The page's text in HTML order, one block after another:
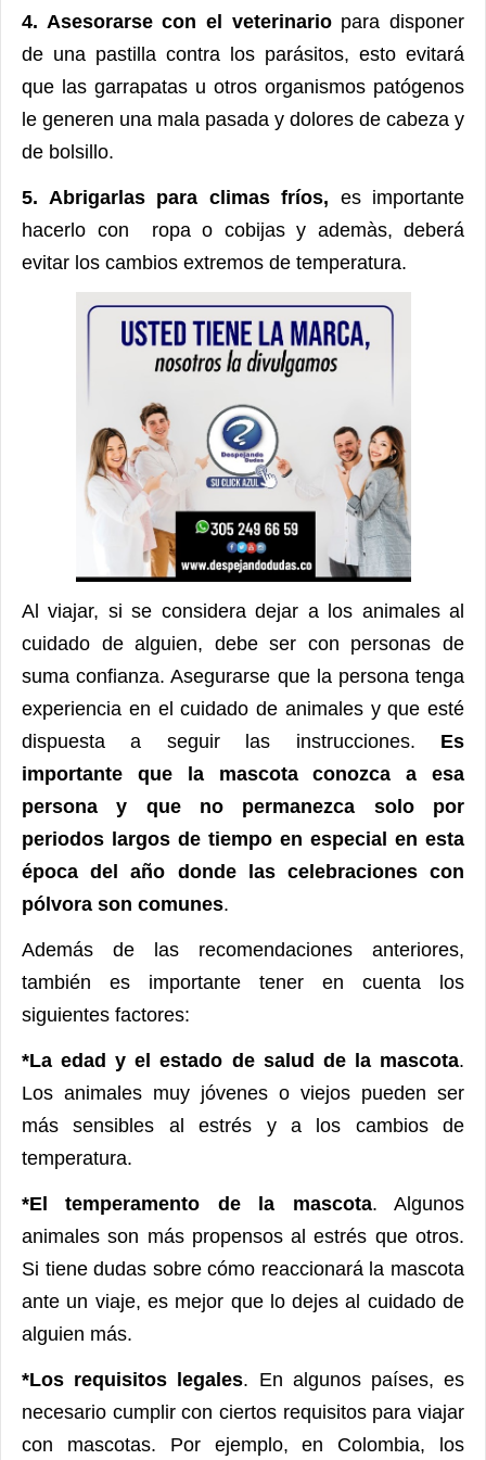
4. Asesorarse con el veterinario para disponer
de una pastilla contra los parásitos, esto evitará
que las garrapatas u otros organismos patógenos
le generen una mala pasada y dolores de cabeza y
de bolsillo.
5. Abrigarlas para climas fríos, es importante
hacerlo con ropa o cobijas y ademàs, deberá
evitar los cambios extremos de temperatura.
Al viajar, si se considera dejar a los animales al
cuidado de alguien, debe ser con personas de
suma confianza. Asegurarse que la persona tenga
experiencia en el cuidado de animales y que esté
dispuesta a seguir las instrucciones. Es
importante que la mascota conozca a esa
persona y que no permanezca solo por
periodos largos de tiempo en especial en esta
época del año donde las celebraciones con
pólvora son comunes.
Además de las recomendaciones anteriores,
también es importante tener en cuenta los
siguientes factores:
*La edad y el estado de salud de la mascota.
Los animales muy jóvenes o viejos pueden ser
más sensibles al estrés y a los cambios de
temperatura.
*El temperamento de la mascota. Algunos
animales son más propensos al estrés que otros.
Si tiene dudas sobre cómo reaccionará la mascota
ante un viaje, es mejor que lo dejes al cuidado de
alguien más.
*Los requisitos legales. En algunos países, es
necesario cumplir con ciertos requisitos para viajar
con mascotas. Por ejemplo, en Colombia, los